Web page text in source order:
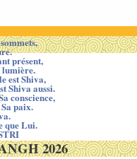
présent,
lumière.
est Shiva,
Shiva aussi.
conscience,
paix.
que Lui.
2026